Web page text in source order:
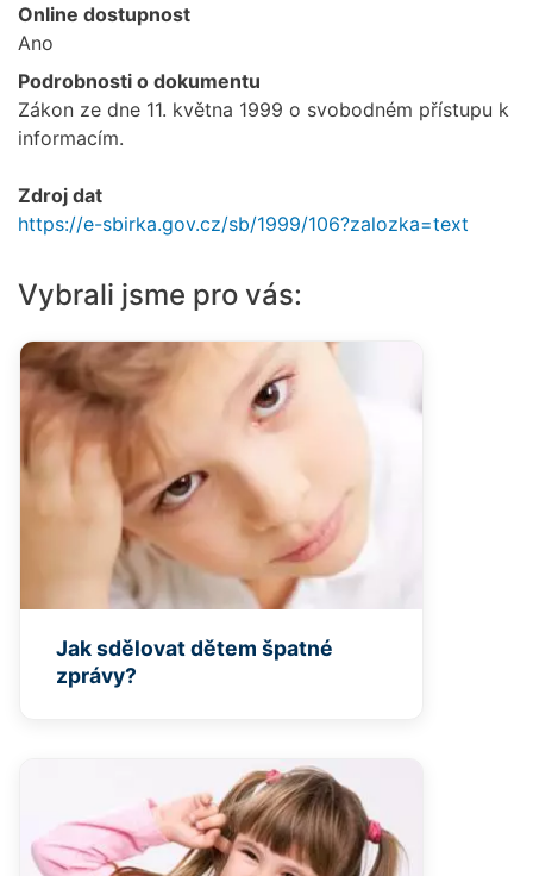
Online dostupnost
Ano
Podrobnosti o dokumentu
Zákon ze dne 11. května 1999 o svobodném přístupu k
informacím.
Zdroj dat
https://e-sbirka.gov.cz/sb/1999/106?zalozka=text
Vybrali jsme pro vás:
Jak sdělovat dětem špatné
zprávy?